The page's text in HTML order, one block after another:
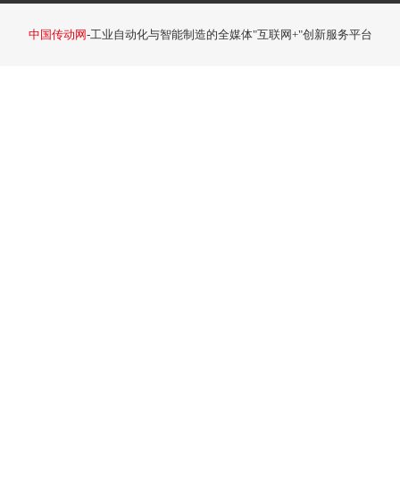
中国传动网-工业自动化与智能制造的全媒体"互联网+"创新服务平台